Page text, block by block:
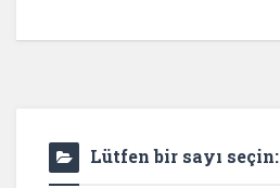
Lütfen bir sayı seçin: